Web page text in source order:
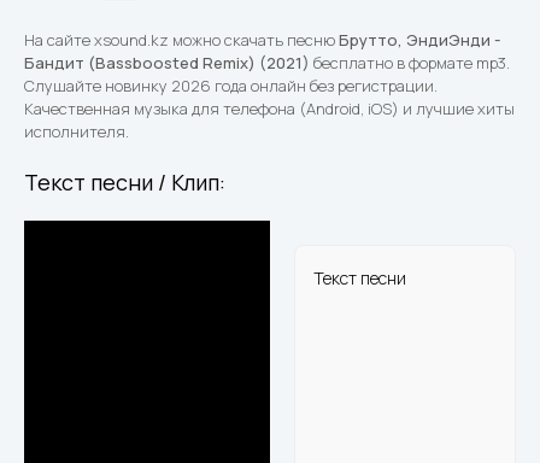
На сайте xsound.kz можно скачать песнюБрутто, ЭндиЭнди -
Бандит (Bassboosted Remix) (2021) бесплатно в формате mp3.
Слушайте новинку 2026 года онлайн без регистрации.
Качественная музыка для телефона (Android, iOS) и лучшие хиты
исполнителя.
Текст песни / Клип:
Текст песни